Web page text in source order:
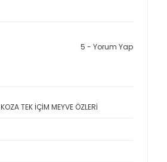
5 - Yorum Yap
KOZA TEK İÇİM MEYVE ÖZLERİ